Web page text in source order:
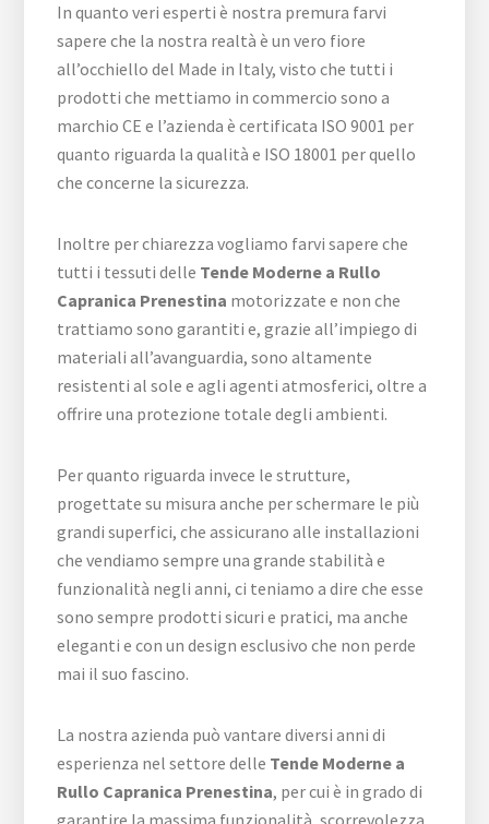
In quanto veri esperti è nostra premura farvi
sapere che la nostra realtà è un vero fiore
all’occhiello del Made in Italy, visto che tutti i
prodotti che mettiamo in commercio sono a
marchio CE e l’azienda è certificata ISO 9001 per
quanto riguarda la qualità e ISO 18001 per quello
che concerne la sicurezza.
Inoltre per chiarezza vogliamo farvi sapere che
tutti i tessuti delle Tende Moderne a Rullo
Capranica Prenestina motorizzate e non che
trattiamo sono garantiti e, grazie all’impiego di
materiali all’avanguardia, sono altamente
resistenti al sole e agli agenti atmosferici, oltre a
offrire una protezione totale degli ambienti.
Per quanto riguarda invece le strutture,
progettate su misura anche per schermare le più
grandi superfici, che assicurano alle installazioni
che vendiamo sempre una grande stabilità e
funzionalità negli anni, ci teniamo a dire che esse
sono sempre prodotti sicuri e pratici, ma anche
eleganti e con un design esclusivo che non perde
mai il suo fascino.
La nostra azienda può vantare diversi anni di
esperienza nel settore delle Tende Moderne a
Rullo Capranica Prenestina, per cui è in grado di
garantire la massima funzionalità, scorrevolezza